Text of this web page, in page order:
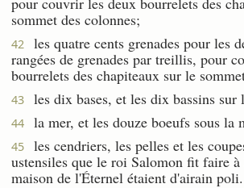
sommet des colonnes;
42
les quatre cents grenades pour les
rangées de grenades par treillis, pour
bourrelets des chapiteaux sur le
43 les dix bases, et les dix bassins sur
44 la mer, et les douze boeufs sous la
45
les cendriers, les pelles et les
ustensiles que le roi Salomon fit faire
maison de l'Éternel étaient d'airain poli.